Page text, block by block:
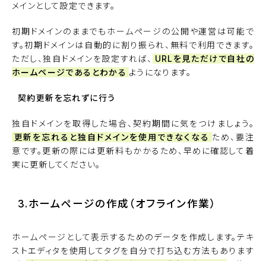
メインとして設定できます。
初期ドメインのままでもホームページの公開や運営は可能で
す。初期ドメインは自動的に割り振られ、無料で利用できます。
ただし、独自ドメインを設定すれば、 URLを見ただけで自社の
ホームページであるとわかる ようになります。
契約更新を忘れずに行う
独自ドメインを取得した場合、契約期間に気をつけましょう。
更新を忘れると独自ドメインを使用できなくなる ため、要注
意です。更新の際には更新料もかかるため、早めに確認して着
実に更新してください。
3.ホームページの作成（オフライン作業）
ホームページとして表示するためのデータを作成します。テキ
ストエディタを使用してタグを自分で打ち込む方法もあります